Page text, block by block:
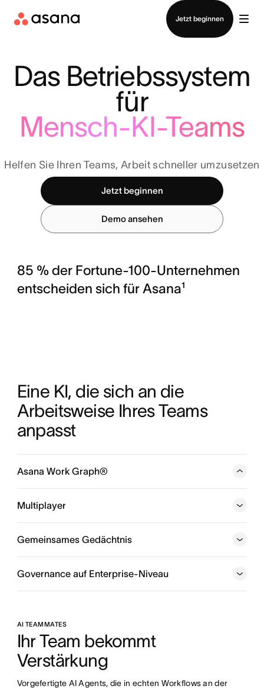
Jetzt beginnen
Vertrieb kontaktieren
Das Betriebssystem
für
Mensch-KI-Teams
Helfen Sie Ihren Teams, Arbeit schneller umzusetzen
Jetzt beginnen
Demo ansehen
85 % der Fortune-100-Unternehmen
entscheiden sich für Asana¹
Eine KI, die sich an die
Arbeitsweise Ihres Teams
anpasst
Asana Work Graph®
Ein neuronales Netzwerk, das alles in Ihrem Unternehmen
verbindet — jede Person, Aufgabe, Projekt, Ziel und
wird.
Multiplayer
Gemeinsames Gedächtnis
Governance auf Enterprise-Niveau
AI TEAMMATES
Ihr Team bekommt
Verstärkung
Vorgefertigte AI Agents, die in echten Workflows an der